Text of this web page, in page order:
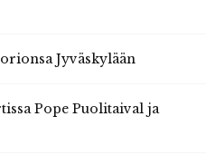
Jyväskylään
Pope Puolitaival ja